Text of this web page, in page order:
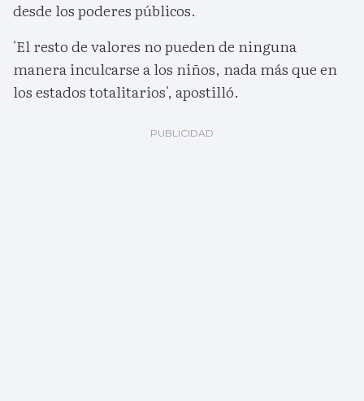
desde los poderes públicos.
'El resto de valores no pueden de ninguna
manera inculcarse a los niños, nada más que en
los estados totalitarios', apostilló.